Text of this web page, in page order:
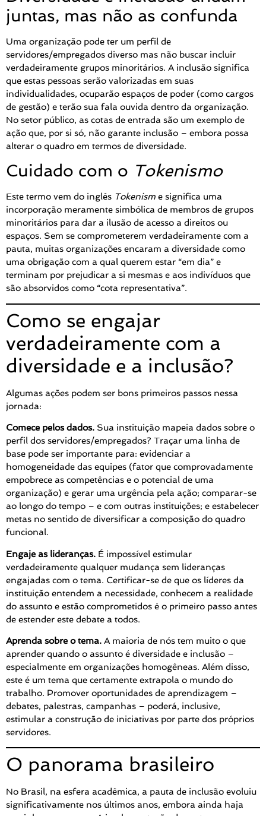
juntas, mas não as confunda
Uma organização pode ter um perfil de
servidores/empregados diverso mas não buscar incluir
verdadeiramente grupos minoritários. A inclusão significa
que estas pessoas serão valorizadas em suas
individualidades, ocuparão espaços de poder (como cargos
de gestão) e terão sua fala ouvida dentro da organização.
No setor público, as cotas de entrada são um exemplo de
ação que, por si só, não garante inclusão – embora possa
alterar o quadro em termos de diversidade.
Cuidado com o Tokenismo
Este termo vem do inglês Tokenism e significa uma
incorporação meramente simbólica de membros de grupos
minoritários para dar a ilusão de acesso a direitos ou
espaços. Sem se comprometerem verdadeiramente com a
pauta, muitas organizações encaram a diversidade como
uma obrigação com a qual querem estar “em dia” e
terminam por prejudicar a si mesmas e aos indivíduos que
são absorvidos como “cota representativa”.
Como se engajar
verdadeiramente com a
diversidade e a inclusão?
Algumas ações podem ser bons primeiros passos nessa
jornada:
Comece pelos dados. Sua instituição mapeia dados sobre o
perfil dos servidores/empregados? Traçar uma linha de
base pode ser importante para: evidenciar a
homogeneidade das equipes (fator que comprovadamente
empobrece as competências e o potencial de uma
organização) e gerar uma urgência pela ação; comparar-se
ao longo do tempo – e com outras instituições; e estabelecer
metas no sentido de diversificar a composição do quadro
funcional.
Engaje as lideranças. É impossível estimular
verdadeiramente qualquer mudança sem lideranças
engajadas com o tema. Certificar-se de que os líderes da
instituição entendem a necessidade, conhecem a realidade
do assunto e estão comprometidos é o primeiro passo antes
de estender este debate a todos.
Aprenda sobre o tema. A maioria de nós tem muito o que
aprender quando o assunto é diversidade e inclusão –
especialmente em organizações homogêneas. Além disso,
este é um tema que certamente extrapola o mundo do
trabalho. Promover oportunidades de aprendizagem –
debates, palestras, campanhas – poderá, inclusive,
estimular a construção de iniciativas por parte dos próprios
servidores.
O panorama brasileiro
No Brasil, na esfera acadêmica, a pauta de inclusão evoluiu
significativamente nos últimos anos, embora ainda haja